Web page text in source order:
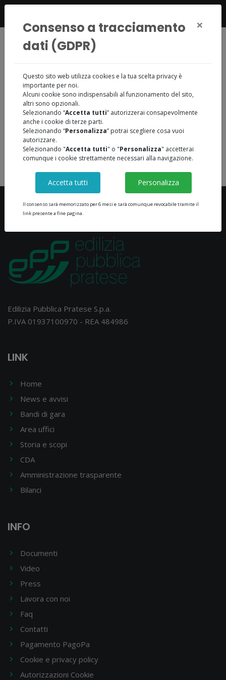
Delibere
Nessun documento presente in archivio
Edilizia Pubblica Pratese S.p.a.
P.IVA 01937100970 - REA 484986
LINK
Home
News e avvisi
Bandi di gara
Area uffici
Storia e scopi
CDA
Amministrazione trasparente
Bilanci
INFO
Documenti
Video
Press
Lavora con noi
Faq
Contatti
Pagamento PagoPa
Cookie e privacy policy
Autorizzazioni Cookie
Consenso a tracciamento
dati (GDPR)
×
Questo sito web utilizza cookies e la tua scelta privacy è
importante per noi.
Alcuni cookie sono indispensabili al funzionamento del sito,
altri sono opzionali.
Selezionando “Accetta tutti” autorizzerai consapevolmente
anche i cookie di terze parti.
Selezionando “Personalizza” potrai scegliere cosa vuoi
autorizzare.
Selezionando "Accetta tutti" o "Personalizza" accetterai
comunque i cookie strettamente necessari alla navigazione.
Accetta tutti Personalizza
Il consenso sarà memorizzato per 6 mesi e sarà comunque revocabile tramite il
link presente a fine pagina.